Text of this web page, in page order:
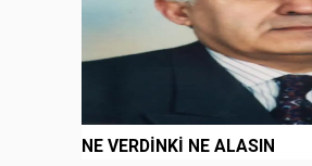
NE VERDİNKİ NE ALASIN